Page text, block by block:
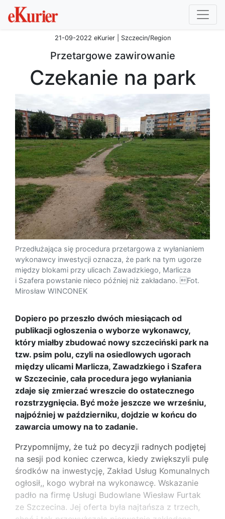
21-09-2022 eKurier | Szczecin/Region
Przetargowe zawirowanie
Czekanie na park
Przedłużająca się procedura przetargowa z wyłanianiem
wykonawcy inwestycji oznacza, że park na tym ugorze
między blokami przy ulicach Zawadzkiego, Marlicza
i Szafera powstanie nieco później niż zakładano. Fot.
Mirosław WINCONEK
Dopiero po przeszło dwóch miesiącach od
publikacji ogłoszenia o wyborze wykonawcy,
który miałby zbudować nowy szczeciński park na
tzw. psim polu, czyli na osiedlowych ugorach
między ulicami Marlicza, Zawadzkiego i Szafera
w Szczecinie, cała procedura jego wyłaniania
zdaje się zmierzać wreszcie do ostatecznego
rozstrzygnięcia. Być może jeszcze we wrześniu,
najpóźniej w październiku, dojdzie w końcu do
zawarcia umowy na to zadanie.
Przypomnijmy, że tuż po decyzji radnych podjętej
na sesji pod koniec czerwca, kiedy zwiększyli pulę
środków na inwestycję, Zakład Usług Komunalnych
ogłosił,, kogo wybrał na wykonawcę. Wskazanie
padło na firmę Usługi Budowlane Wiesław Furtak
ze Szczecina. Jej oferta była najtańsza z trzech,